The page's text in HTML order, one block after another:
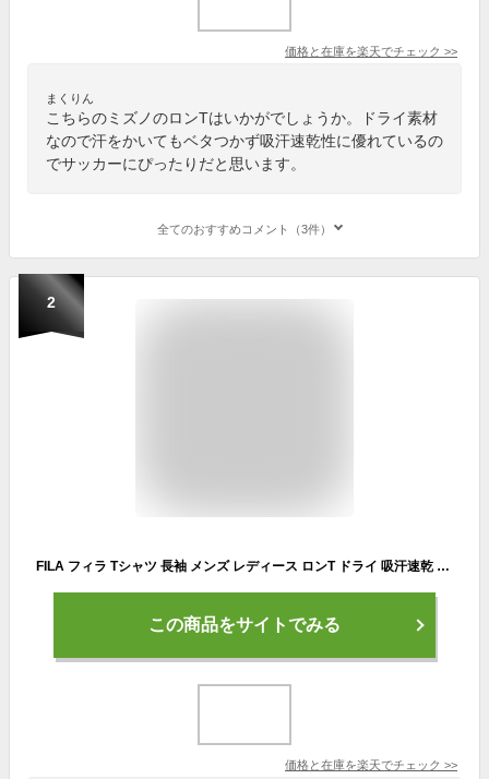
価格と在庫を楽天でチェック >>
まくりん
こちらのミズノのロンTはいかがでしょうか。ドライ素材
なので汗をかいてもベタつかず吸汗速乾性に優れているの
でサッカーにぴったりだと思います。
全てのおすすめコメント（3件）
2
FILA フィラ Tシャツ 長袖 メンズ レディース ロンT ドライ 吸汗速乾 綿混 スポーツ ブランド 無地 ワンポイント ロゴ トップス カットソー シンプル おしゃれ クルーネック 春 秋 韓国 黒 白 紺 大きいサイズ M L LL 3L outfit
この商品をサイトでみる
価格と在庫を楽天でチェック >>